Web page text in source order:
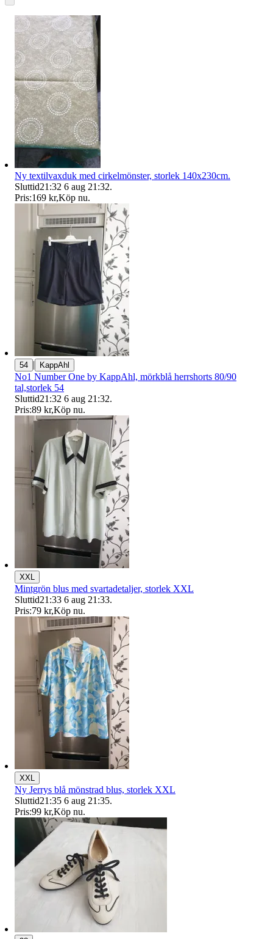
Ny textilvaxduk med cirkelmönster, storlek 140x230cm.
Sluttid21:32 6 aug 21:32.
Pris:169 kr,Köp nu.
54 | KappAhl
No1 Number One by KappAhl, mörkblå herrshorts 80/90
tal,storlek 54
Sluttid21:32 6 aug 21:32.
Pris:89 kr,Köp nu.
XXL
Mintgrön blus med svartadetaljer, storlek XXL
Sluttid21:33 6 aug 21:33.
Pris:79 kr,Köp nu.
XXL
Ny Jerrys blå mönstrad blus, storlek XXL
Sluttid21:35 6 aug 21:35.
Pris:99 kr,Köp nu.